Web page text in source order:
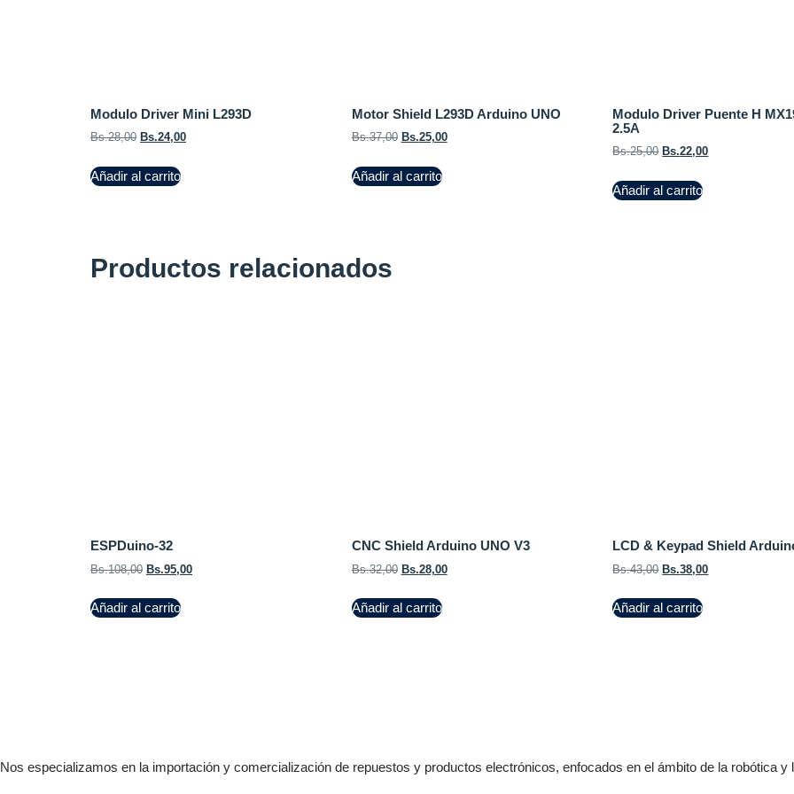
Modulo Driver Mini L293D
Bs.28,00 Bs.24,00
Añadir al carrito
Motor Shield L293D Arduino UNO
Bs.37,00 Bs.25,00
Añadir al carrito
Modulo Driver Puente H
2.5A
Bs.25,00 Bs.22,00
Añadir al carrito
Productos relacionados
ESPDuino-32
Bs.108,00 Bs.95,00
Añadir al carrito
CNC Shield Arduino UNO V3
Bs.32,00 Bs.28,00
Añadir al carrito
LCD & Keypad Shield
Bs.43,00 Bs.38,00
Añadir al carrito
Nos especializamos en la importación y comercialización de repuestos y productos electrónicos, enfocados en el ámbito de la robótica y